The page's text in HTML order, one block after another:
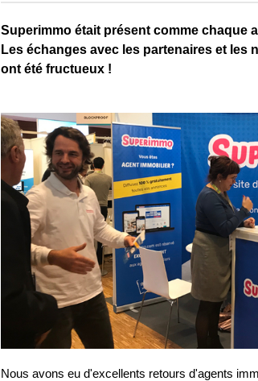
Superimmo était présent comme chaque
Les échanges avec les partenaires et les
ont été fructueux !
Nous avons eu d'excellents retours d'agents